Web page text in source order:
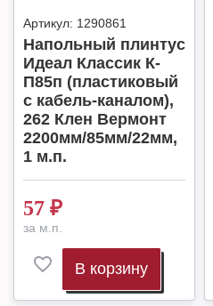
Артикул: 1290861
Напольный плинтус
Идеал Классик К-
П85п (пластиковый
с кабель-каналом),
262 Клен Вермонт
2200мм/85мм/22мм,
1 м.п.
57 ₽
за м.п.
В корзину